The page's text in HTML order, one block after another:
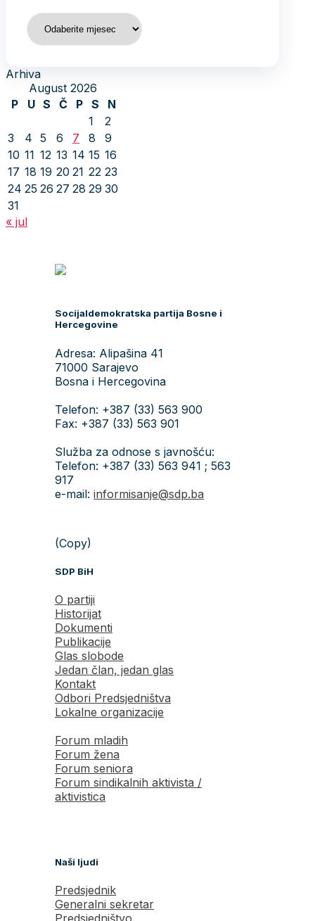
Arhiva
Arhiva
August 2026
P
U S Č P S
N
1
2
3
4 5 6 7 8
9
10 11 12 13 14 15 16
17 18 19 20 21 22 23
24 25 26 27 28 29 30
31
« jul
Socijaldemokratska partija Bosne i
Hercegovine
Adresa: Alipašina 41
71000 Sarajevo
Bosna i Hercegovina
Telefon: +387 (33) 563 900
Fax: +387 (33) 563 901
Služba za odnose s javnošću:
Telefon: +387 (33) 563 941 ; 563
917
e-mail: informisanje@sdp.ba
(Copy)
SDP BiH
O partiji
Historijat
Dokumenti
Publikacije
Glas slobode
Jedan član, jedan glas
Kontakt
Odbori Predsjedništva
Lokalne organizacije
Forum mladih
Forum žena
Forum seniora
Forum sindikalnih aktivista /
aktivistica
Naši ljudi
Predsjednik
Generalni sekretar
Predsjedništvo